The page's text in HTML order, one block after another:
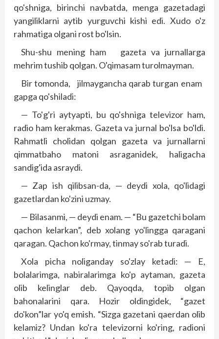
qo'shniga, birinchi navbatda, menga gazetadagi
yangiliklarni aytib yurguvchi kishi edi. Xudo o'z
rahmatiga olgani rost bo'lsin.
Shu-shu mening ham gazeta va jurnallarga
mehrim tushib qolgan. O'qimasam turolmayman.
Bir tomonda, jilmaygancha qarab turgan enam
gapga qo'shiladi:
— To'g'ri aytyapti, bu qo'shniga televizor ham,
radio ham kerakmas. Gazeta va jurnal bo'lsa bo'ldi.
Rahmatli cholidan qolgan gazeta va jurnallarni
qimmatbaho matoni asraganidek, haligacha
sandig'ida asraydi.
— Zap ish qilibsan-da, — deydi xola, qo'lidagi
gazetlardan ko'zini uzmay.
— Bilasanmi, — deydi enam. — “Bu gazetchi bolam
qachon kelarkan”, deb xolang yo'lingga qaragani
qaragan. Qachon ko'rmay, tinmay so'rab turadi.
Xola picha noliganday so'zlay ketadi: — E,
bolalarimga, nabiralarimga ko'p aytaman, gazeta
olib kelinglar deb. Qayoqda, topib olgan
bahonalarini qara. Hozir oldingidek, “gazet
do'kon”lar yo'q emish. “Sizga gazetani qaerdan olib
kelamiz? Undan ko'ra televizorni ko'ring, radioni